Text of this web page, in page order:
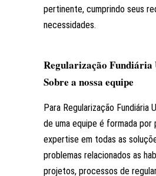
pertinente, cumprindo seus
necessidades.
Regularização
Sobre a nossa equipe
Para Regularização Fundiária
de uma equipe é formada por
expertise em todas as
problemas relacionados as
projetos, processos de